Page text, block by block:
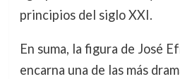
principios del siglo XXI.
En suma, la figura de José
encarna una de las más